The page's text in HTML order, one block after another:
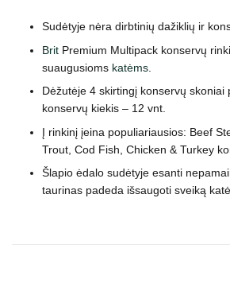
Sudėtyje nėra dirbtinių dažiklių ir
BritPremium Multipack konservų
suaugusioms katėms.
Dėžutėje 4 skirtingį konservų skoniai
konservų kiekis – 12 vnt.
Į rinkinį įeina populiariausios: Beef
Trout, Cod Fish, Chicken & Turkey
Šlapio ėdalo sudėtyje esanti
taurinas padeda išsaugoti sveiką